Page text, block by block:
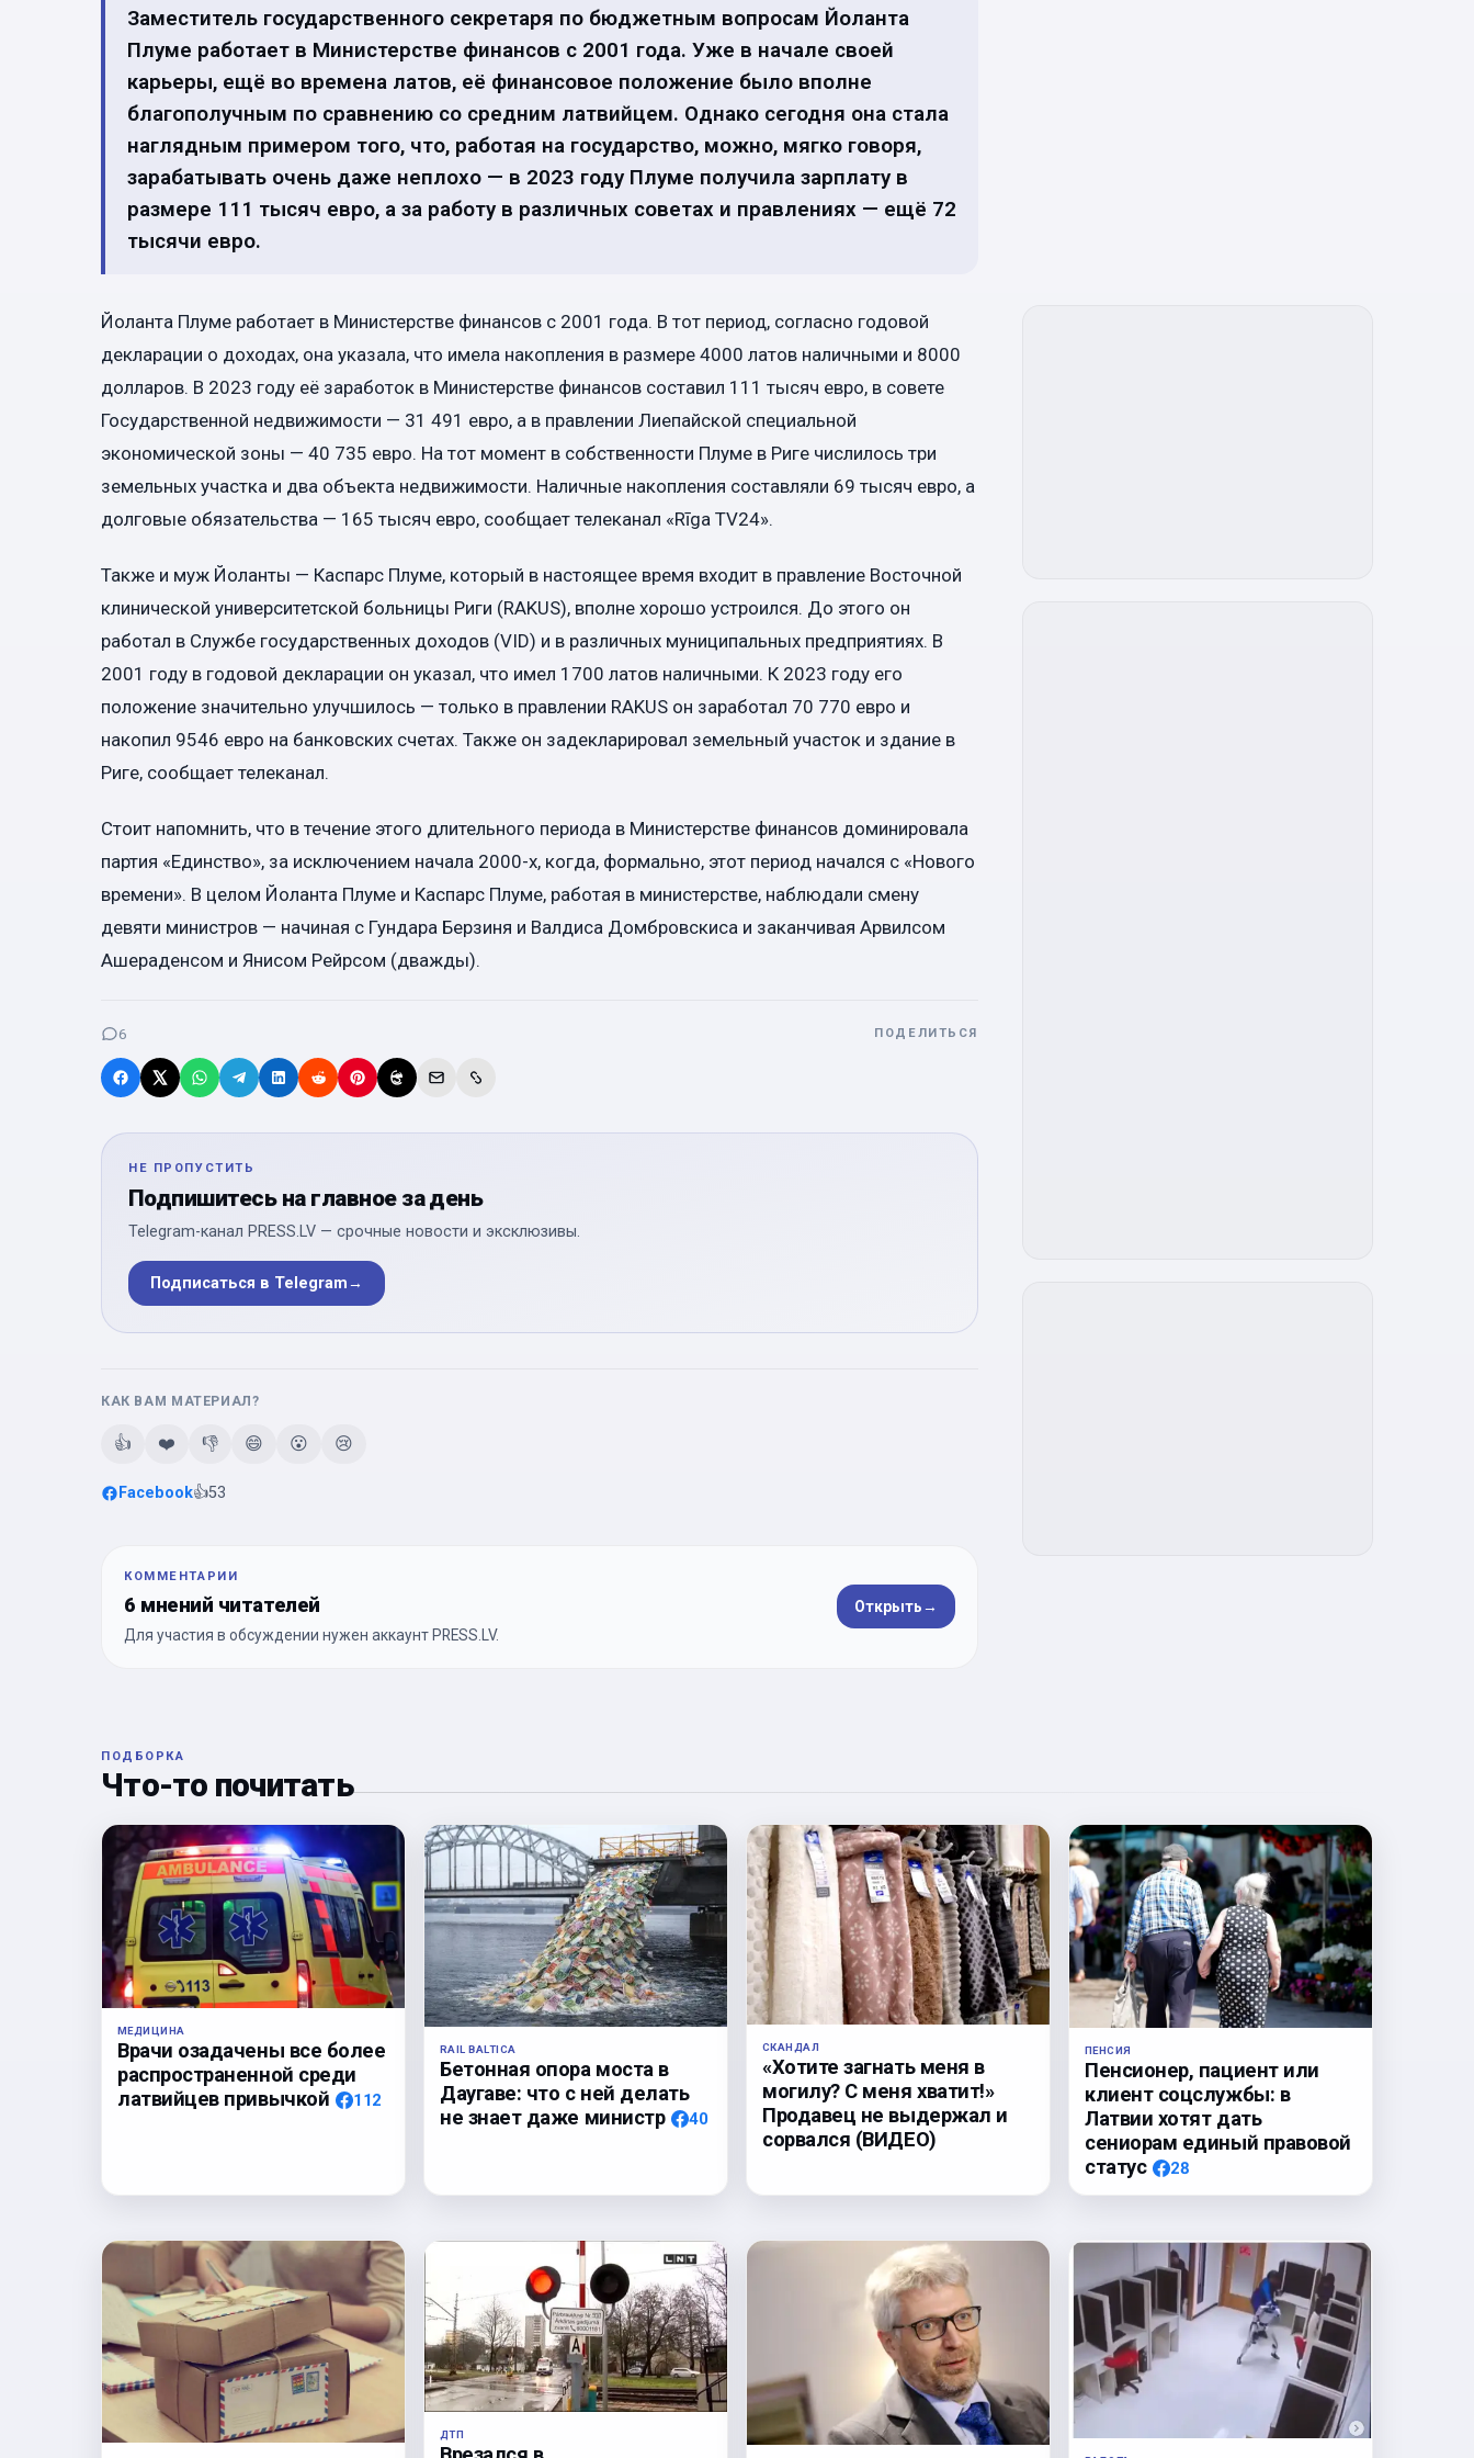
Заместитель государственного секретаря по бюджетным вопросам Йоланта
Плуме работает в Министерстве финансов с 2001 года. Уже в начале своей
карьеры, ещё во времена латов, её финансовое положение было вполне
благополучным по сравнению со средним латвийцем. Однако сегодня она стала
наглядным примером того, что, работая на государство, можно, мягко говоря,
зарабатывать очень даже неплохо — в 2023 году Плуме получила зарплату в
размере 111 тысяч евро, а за работу в различных советах и правлениях — ещё 72
тысячи евро.
Йоланта Плуме работает в Министерстве финансов с 2001 года. В тот период, согласно годовой
декларации о доходах, она указала, что имела накопления в размере 4000 латов наличными и 8000
долларов. В 2023 году её заработок в Министерстве финансов составил 111 тысяч евро, в совете
Государственной недвижимости — 31 491 евро, а в правлении Лиепайской специальной
экономической зоны — 40 735 евро. На тот момент в собственности Плуме в Риге числилось три
земельных участка и два объекта недвижимости. Наличные накопления составляли 69 тысяч евро, а
долговые обязательства — 165 тысяч евро, сообщает телеканал «Rīga TV24».
Также и муж Йоланты — Каспарс Плуме, который в настоящее время входит в правление Восточной
клинической университетской больницы Риги (RAKUS), вполне хорошо устроился. До этого он
работал в Службе государственных доходов (VID) и в различных муниципальных предприятиях. В
2001 году в годовой декларации он указал, что имел 1700 латов наличными. К 2023 году его
положение значительно улучшилось — только в правлении RAKUS он заработал 70 770 евро и
накопил 9546 евро на банковских счетах. Также он задекларировал земельный участок и здание в
Риге, сообщает телеканал.
Стоит напомнить, что в течение этого длительного периода в Министерстве финансов доминировала
партия «Единство», за исключением начала 2000-х, когда, формально, этот период начался с «Нового
времени». В целом Йоланта Плуме и Каспарс Плуме, работая в министерстве, наблюдали смену
девяти министров — начиная с Гундара Берзиня и Валдиса Домбровскиса и заканчивая Арвилсом
Ашераденсом и Янисом Рейрсом (дважды).
6 ПОДЕЛИТЬСЯ
НЕ ПРОПУСТИТЬ
Подпишитесь на главное за день
Telegram-канал PRESS.LV — срочные новости и эксклюзивы.
Подписаться в Telegram→
КАК ВАМ МАТЕРИАЛ?
👍 ❤️ 👎 😄 😮 😢
Facebook👍53
КОММЕНТАРИИ
6 мнений читателей
Для участия в обсуждении нужен аккаунт PRESS.LV.
Открыть→
ПОДБОРКА
Что-то почитать
МЕДИЦИНА
Врачи озадачены все более
распространенной среди
латвийцев привычкой
112
RAIL BALTICA
Бетонная опора моста в
Даугаве: что с ней делать
не знает даже министр
40
СКАНДАЛ
«Хотите загнать меня в
могилу? С меня хватит!»
Продавец не выдержал и
сорвался (ВИДЕО)
ПЕНСИЯ
Пенсионер, пациент или
клиент соцслужбы: в
Латвии хотят дать
сениорам единый правовой
статус
28
ДТП